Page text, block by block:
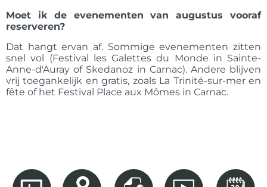
Moet ik de evenementen van augustus vooraf
reserveren?
Dat hangt ervan af. Sommige evenementen zitten
snel vol (Festival les Galettes du Monde in Sainte-
Anne-d'Auray of Skedanoz in Carnac). Andere blijven
vrij toegankelijk en gratis, zoals La Trinité-sur-mer en
fête of het Festival Place aux Mômes in Carnac.